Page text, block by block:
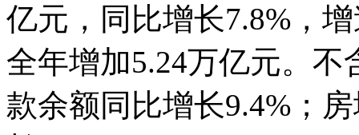
亿元，同比增长7.8%，
全年增加5.24万亿元。
款余额同比增长9.4%；